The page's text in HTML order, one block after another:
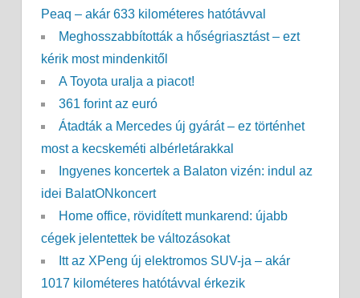
Peaq – akár 633 kilométeres hatótávval
Meghosszabbították a hőségriasztást – ezt
kérik most mindenkitől
A Toyota uralja a piacot!
361 forint az euró
Átadták a Mercedes új gyárát – ez történhet
most a kecskeméti albérletárakkal
Ingyenes koncertek a Balaton vizén: indul az
idei BalatONkoncert
Home office, rövidített munkarend: újabb
cégek jelentettek be változásokat
Itt az XPeng új elektromos SUV-ja – akár
1017 kilométeres hatótávval érkezik